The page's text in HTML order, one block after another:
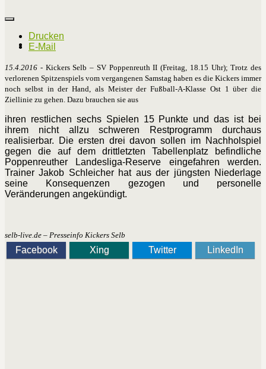
Drucken
E-Mail
15.4.2016 - Kickers Selb – SV Poppenreuth II (Freitag, 18.15 Uhr); Trotz des
verlorenen Spitzenspiels vom vergangenen Samstag haben es die Kickers immer
noch selbst in der Hand, als Meister der Fußball-A-Klasse Ost 1 über die
Ziellinie zu gehen. Dazu brauchen sie aus
ihren restlichen sechs Spielen 15 Punkte und das ist bei
ihrem nicht allzu schweren Restprogramm durchaus
realisierbar. Die ersten drei davon sollen im Nachholspiel
gegen die auf dem drittletzten Tabellenplatz befindliche
Poppenreuther Landesliga-Reserve eingefahren werden.
Trainer Jakob Schleicher hat aus der jüngsten Niederlage
seine Konsequenzen gezogen und personelle
Veränderungen angekündigt.
selb-live.de – Presseinfo Kickers Selb
Facebook Xing Twitter LinkedIn